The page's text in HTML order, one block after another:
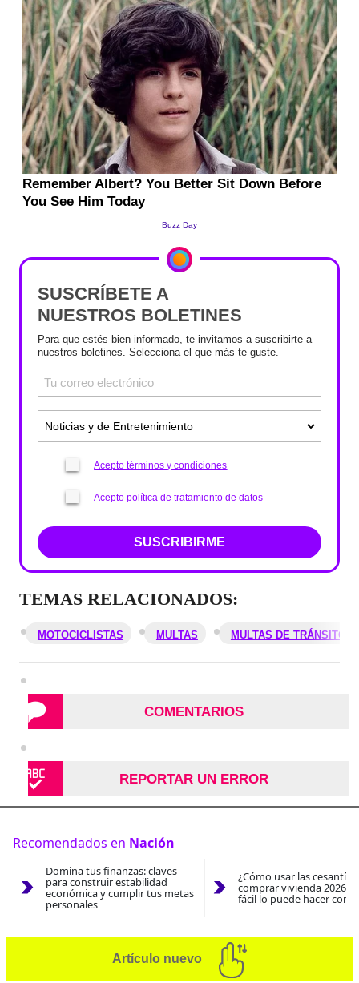
SUSCRÍBETE A
NUESTROS BOLETINES
Para que estés bien informado, te invitamos a suscribirte a
nuestros boletines. Selecciona el que más te guste.
Acepto términos y condiciones
Acepto política de tratamiento de datos
SUSCRIBIRME
TEMAS RELACIONADOS:
MOTOCICLISTAS MULTAS MULTAS DE TRÁNSITO
COMENTARIOS
REPORTAR UN ERROR
Recomendados en Nación
Domina tus finanzas: claves
para construir estabilidad
económica y cumplir tus metas
personales
¿Cómo usar las
comprar vivienda 2026?
fácil lo puede hacer con
Artículo nuevo